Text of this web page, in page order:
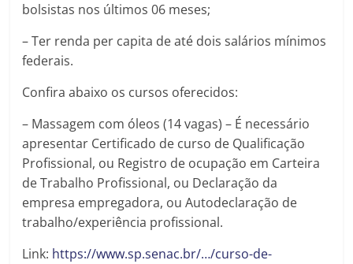
bolsistas nos últimos 06 meses;
– Ter renda per capita de até dois salários mínimos
federais.
Confira abaixo os cursos oferecidos:
– Massagem com óleos (14 vagas) – É necessário
apresentar Certificado de curso de Qualificação
Profissional, ou Registro de ocupação em Carteira
de Trabalho Profissional, ou Declaração da
empresa empregadora, ou Autodeclaração de
trabalho/experiência profissional.
Link: https://www.sp.senac.br/…/curso-de-